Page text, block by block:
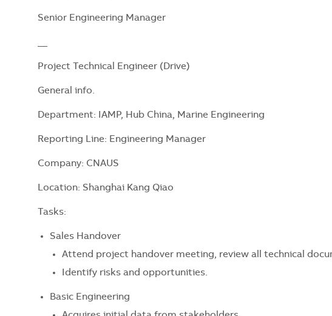
Senior Engineering Manager
Project Technical Engineer (Drive)
General info.
Department: IAMP, Hub China, Marine Engineering
Reporting Line: Engineering Manager
Company: CNAUS
Location: Shanghai Kang Qiao
Tasks:
Sales Handover
Attend project handover meeting, review all technical
Identify risks and opportunities.
Basic Engineering